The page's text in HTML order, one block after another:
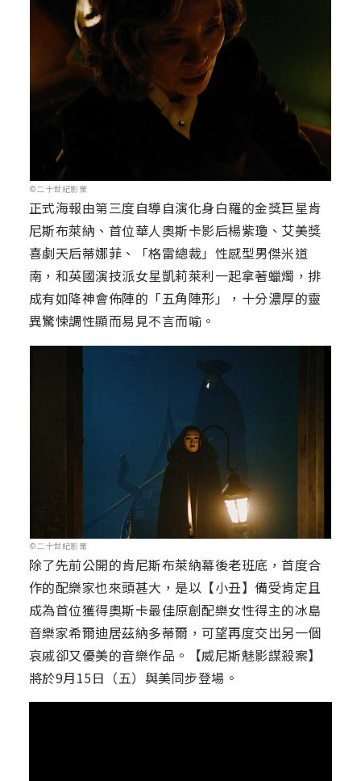
©二十世紀影業
正式海報由第三度自導自演化身白羅的金獎巨星肯
尼斯布萊納、首位華人奧斯卡影后楊紫瓊、艾美獎
喜劇天后蒂娜菲、「格雷總裁」性感型男傑米道
南，和英國演技派女星凱莉萊利一起拿著蠟燭，排
成有如降神會佈陣的「五角陣形」，十分濃厚的靈
異驚悚調性顯而易見不言而喻。
©二十世紀影業
除了先前公開的肯尼斯布萊納幕後老班底，首度合
作的配樂家也來頭甚大，是以【小丑】備受肯定且
成為首位獲得奧斯卡最佳原創配樂女性得主的冰島
音樂家希爾迪居茲納多蒂爾，可望再度交出另一個
哀戚卻又優美的音樂作品。【威尼斯魅影謀殺案】
將於9月15日（五）與美同步登場。